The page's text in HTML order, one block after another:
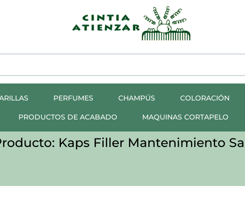
PERFUMES CHAMPÚS COLORACIÓN
PRODUCTOS DE ACABADO MAQUINAS CORTAPELO
Kaps Filler Mantenimiento